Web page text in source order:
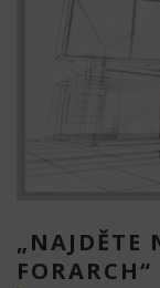
„NAJDĚTE
FORARCH“